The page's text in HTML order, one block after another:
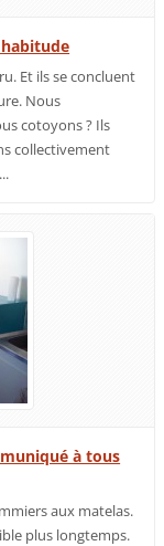
Et ils se concluent
Nous
cotoyons ? Ils
collectivement
à tous
aux matelas.
plus longtemps.